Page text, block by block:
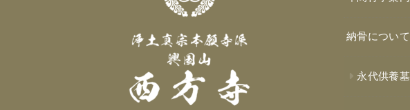
納骨について
永代供養墓